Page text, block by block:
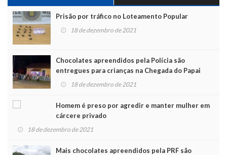
Prisão por tráfico no Loteamento Popular
18 de dezembro de 2021
Chocolates apreendidos pela Polícia são
entregues para crianças na Chegada do Papai
Noel 18 de dezembro de 2021
Homem é preso por agredir e manter mulher em
cárcere privado
18 de dezembro de 2021
Mais chocolates apreendidos pela PRF são